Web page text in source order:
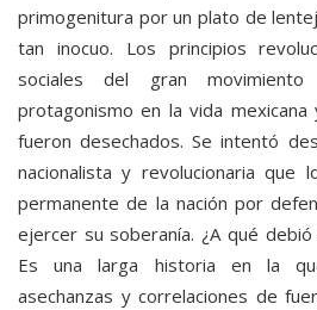
primogenitura por un plato de
tan inocuo. Los principios
sociales del gran
protagonismo en la vida
fueron desechados. Se intentó
nacionalista y revolucionaria que
permanente de la nación por
ejercer su soberanía. ¿A qué
Es una larga historia en la
asechanzas y correlaciones de